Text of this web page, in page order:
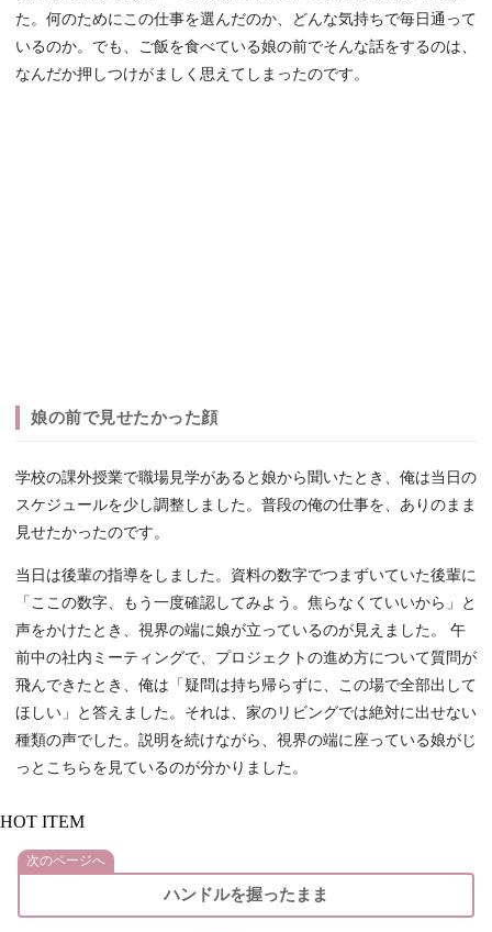
た。何のためにこの仕事を選んだのか、どんな気持ちで毎日通って
いるのか。でも、ご飯を食べている娘の前でそんな話をするのは、
なんだか押しつけがましく思えてしまったのです。
娘の前で見せたかった顔
学校の課外授業で職場見学があると娘から聞いたとき、俺は当日の
スケジュールを少し調整しました。普段の俺の仕事を、ありのまま
見せたかったのです。
当日は後輩の指導をしました。資料の数字でつまずいていた後輩に
「ここの数字、もう一度確認してみよう。焦らなくていいから」と
声をかけたとき、視界の端に娘が立っているのが見えました。 午
前中の社内ミーティングで、プロジェクトの進め方について質問が
飛んできたとき、俺は「疑問は持ち帰らずに、この場で全部出して
ほしい」と答えました。それは、家のリビングでは絶対に出せない
種類の声でした。説明を続けながら、視界の端に座っている娘がじ
っとこちらを見ているのが分かりました。
HOT ITEM
次のページへ
ハンドルを握ったまま